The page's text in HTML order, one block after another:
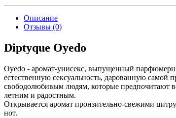
Описание
Отзывы (0)
Diptyque Oyedo
Oyedo - аромат-унисекс, выпущенный
естественную сексуальность, дарованную
свободолюбивым людям, которые предпочитают
летним и радостным.
Открывается аромат пронзительно-свежими
нот.